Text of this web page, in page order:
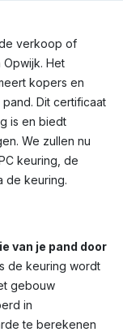
verkoop of
Het
kopers en
Dit certificaat
is en biedt
We zullen nu
keuring, de
de keuring.
van je pand door
de keuring wordt
gebouw
in
te berekenen